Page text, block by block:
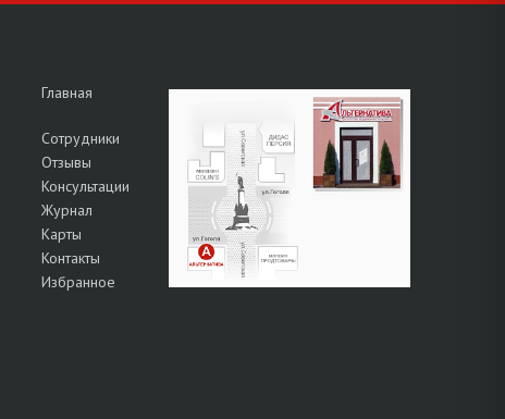
Главная
Сотрудники
Отзывы
Консультации
Журнал
Карты
Контакты
Избранное